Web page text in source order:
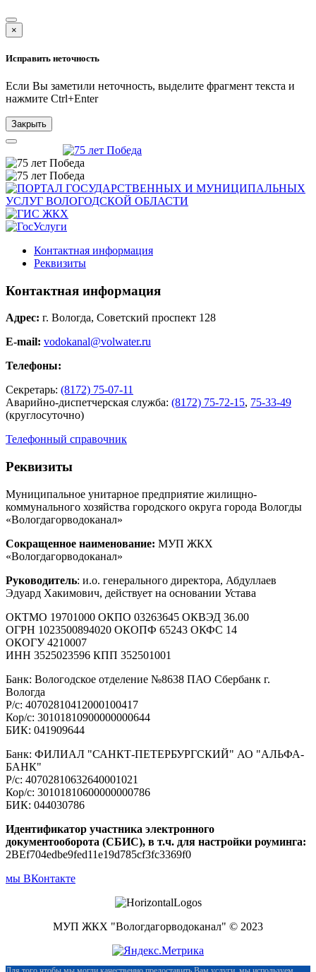
×
Исправить неточность
Если Вы заметили неточность, выделите фрагмент текста и
нажмите Ctrl+Enter
Закрыть
Контактная информация
Реквизиты
Контактная информация
Адрес: г. Вологда, Советский проспект 128
E-mail: vodokanal@volwater.ru
Телефоны:
Секретарь: (8172) 75-07-11
Аварийно-диспетчерская служба: (8172) 75-72-15, 75-33-49
(круглосуточно)
Телефонный справочник
Реквизиты
Муниципальное унитарное предприятие жилищно-
коммунального хозяйства городского округа города Вологды
«Вологдагорводоканал»
Сокращенное наименование: МУП ЖКХ
«Вологдагорводоканал»
Руководитель: и.о. генерального директора, Абдуллаев
Эдуард Хакимович, действует на основании Устава
ОКТМО 19701000 ОКПО 03263645 ОКВЭД 36.00
ОГРН 1023500894020 ОКОПФ 65243 ОКФС 14
ОКОГУ 4210007
ИНН 3525023596 КПП 352501001
Банк: Вологодское отделение №8638 ПАО Сбербанк г.
Вологда
Р/с: 40702810412000100417
Кор/с: 30101810900000000644
БИК: 041909644
Банк: ФИЛИАЛ "САНКТ-ПЕТЕРБУРГСКИЙ" АО "АЛЬФА-
БАНК"
Р/с: 40702810632640001021
Кор/с: 30101810600000000786
БИК: 044030786
Идентификатор участника электронного
документооборота (СБИС), в т.ч. для настройки роуминга:
2BEf704edbe9fed11e19d785cf3fc3369f0
мы ВКонтакте
МУП ЖКХ "Вологдагорводоканал" © 2023